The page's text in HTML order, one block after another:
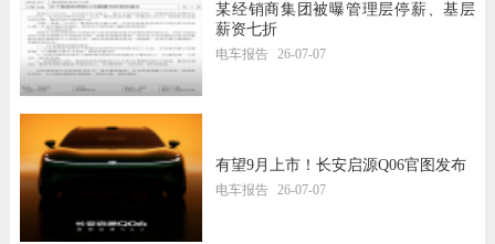
某经销商集团被曝管理层停薪、基层
薪资七折
电车报告 26-07-07
有望9月上市！长安启源Q06官图发布
电车报告 26-07-07